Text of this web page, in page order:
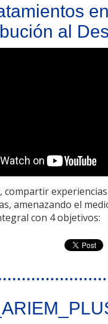
al
compartir
amenazando el
con 4 objetivos:
de Pre-tratamientos en